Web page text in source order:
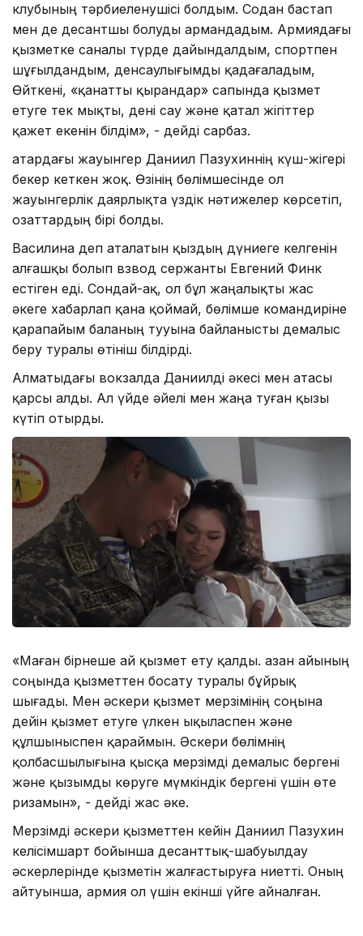
клубының тәрбиеленушісі болдым. Содан бастап
мен де десантшы болуды армандадым. Армиядағы
қызметке саналы түрде дайындалдым, спортпен
шұғылдандым, денсаулығымды қадағаладым,
Өйткені, «қанатты қырандар» сапында қызмет
етуге тек мықты, дені сау және қатал жігіттер
қажет екенін білдім», - дейді сарбаз.
Қатардағы жауынгер Даниил Пазухиннің күш-жігері
бекер кеткен жоқ. Өзінің бөлімшесінде ол
жауынгерлік даярлықта үздік нәтижелер көрсетіп,
озаттардың бірі болды.
Василина деп аталатын қыздың дүниеге келгенін
алғашқы болып взвод сержанты Евгений Финк
естіген еді. Сондай-ақ, ол бұл жаңалықты жас
әкеге хабарлап қана қоймай, бөлімше командиріне
қарапайым баланың тууына байланысты демалыс
беру туралы өтініш білдірді.
Алматыдағы вокзалда Даниилді әкесі мен атасы
қарсы алды. Ал үйде әйелі мен жаңа туған қызы
күтіп отырды.
«Маған бірнеше ай қызмет ету қалды. Қазан айының
соңында қызметтен босату туралы бұйрық
шығады. Мен әскери қызмет мерзімінің соңына
дейін қызмет етуге үлкен ықыласпен және
құлшыныспен қараймын. Әскери бөлімнің
қолбасшылығына қысқа мерзімді демалыс бергені
және қызымды көруге мүмкіндік бергені үшін өте
ризамын», - дейді жас әке.
Мерзімді әскери қызметтен кейін Даниил Пазухин
келісімшарт бойынша десанттық-шабуылдау
әскерлерінде қызметін жалғастыруға ниетті. Оның
айтуынша, армия ол үшін екінші үйге айналған.